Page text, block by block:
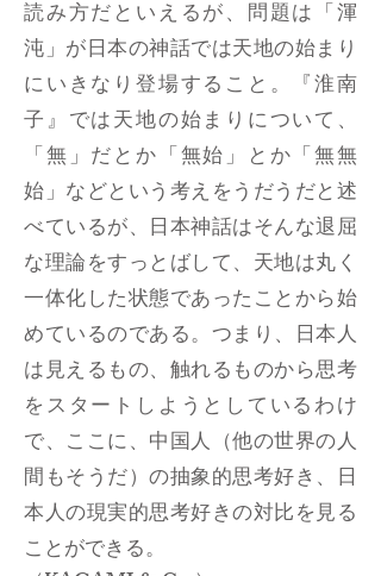
読み方だといえるが、問題は「渾
沌」が日本の神話では天地の始まり
にいきなり登場すること。『淮南
子』では天地の始まりについて、
「無」だとか「無始」とか「無無
始」などという考えをうだうだと述
べているが、日本神話はそんな退屈
な理論をすっとばして、天地は丸く
一体化した状態であったことから始
めているのである。つまり、日本人
は見えるもの、触れるものから思考
をスタートしようとしているわけ
で、ここに、中国人（他の世界の人
間もそうだ）の抽象的思考好き、日
本人の現実的思考好きの対比を見る
ことができる。